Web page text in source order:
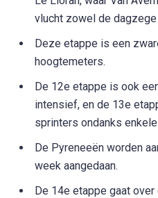
vlucht zowel de
Deze etappe is een
hoogtemeters.
De 12e etappe is ook
intensief, en de 13e
sprinters ondanks
De Pyreneeën worden
week aangedaan.
De 14e etappe gaat over